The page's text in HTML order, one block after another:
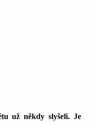
už někdy slyšeli. Je